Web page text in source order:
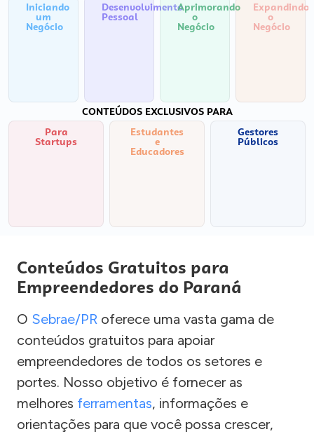
Iniciando
um
Negócio
Desenvolvimento
Pessoal
Aprimorando
o
Negócio
Expandindo
o
Negócio
CONTEÚDOS EXCLUSIVOS PARA
Para
Startups
Estudantes
e
Educadores
Gestores
Públicos
Conteúdos Gratuitos para
Empreendedores do Paraná
O Sebrae/PR oferece uma vasta gama de
conteúdos gratuitos para apoiar
empreendedores de todos os setores e
portes. Nosso objetivo é fornecer as
melhores ferramentas, informações e
orientações para que você possa crescer,